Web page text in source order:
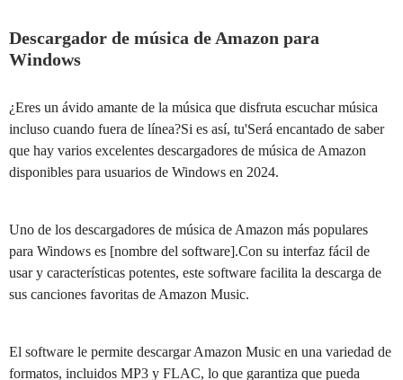
Descargador de música de Amazon para
Windows
¿Eres un ávido amante de la música que disfruta escuchar música
incluso cuando fuera de línea?Si es así, tu'Será encantado de saber
que hay varios excelentes descargadores de música de Amazon
disponibles para usuarios de Windows en 2024.
Uno de los descargadores de música de Amazon más populares
para Windows es [nombre del software].Con su interfaz fácil de
usar y características potentes, este software facilita la descarga de
sus canciones favoritas de Amazon Music.
El software le permite descargar Amazon Music en una variedad de
formatos, incluidos MP3 y FLAC, lo que garantiza que pueda